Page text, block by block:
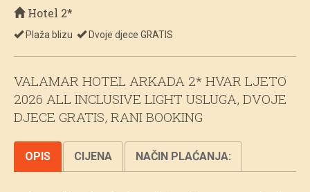
Hotel 2*
Plaža blizu Dvoje djece GRATIS
VALAMAR HOTEL ARKADA 2* HVAR LJETO
2026 ALL INCLUSIVE LIGHT USLUGA, DVOJE
DJECE GRATIS, RANI BOOKING
OPIS CIJENA NAČIN PLAĆANJA: